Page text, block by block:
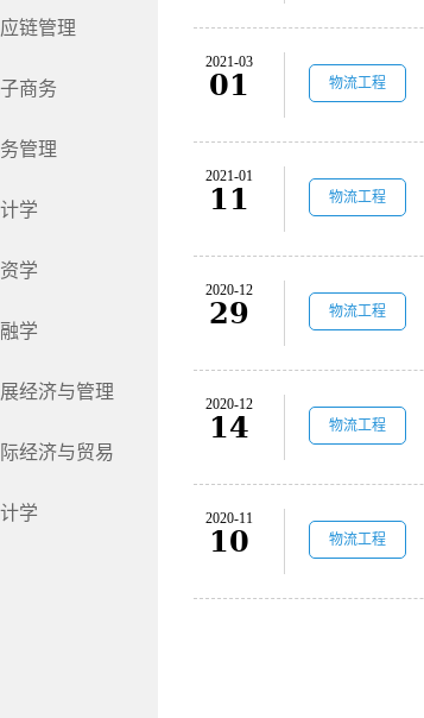
链管理
商务
管理
学
学
学
经济与管理
经济与贸易
学
2021-03
01 物流工程
2021-01
11 物流工程
2020-12
29 物流工程
2020-12
14 物流工程
2020-11
10 物流工程